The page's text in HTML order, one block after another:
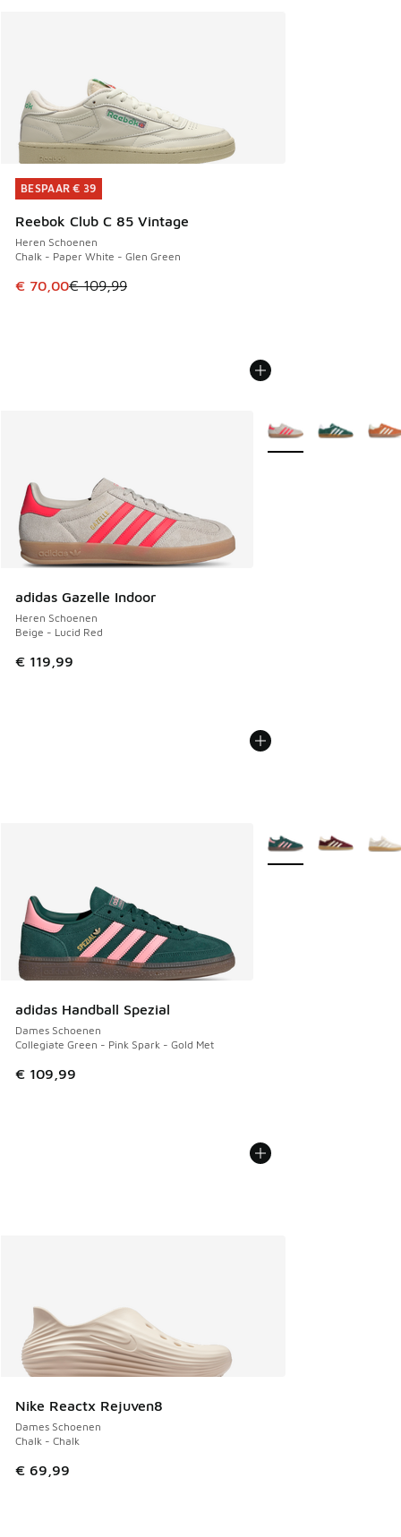
BESPAAR € 39
Reebok Club C 85 Vintage
Heren Schoenen
Chalk - Paper White - Glen Green
Dit artikel is in de uitverkoop. Dit artikel is in de
€ 70,00€ 109,99
BESPAAR € 39
adidas Gazelle Indoor
Heren Schoenen
Beige - Lucid Red
€ 119,99
Meer kleuren
adidas Handball Spezial
Dames Schoenen
Collegiate Green - Pink Spark - Gold Met
€ 109,99
Meer kleuren
Nike Reactx Rejuven8
Dames Schoenen
Chalk - Chalk
€ 69,99